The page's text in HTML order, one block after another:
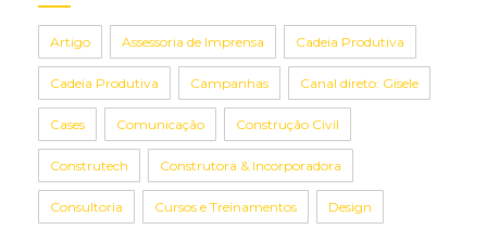
Artigo Assessoria de Imprensa Cadeia Produtiva
Cadeia Produtiva Campanhas Canal direto: Gisele
Cases Comunicação Construção Civil
Construtech Construtora & Incorporadora
Consultoria Cursos e Treinamentos Design